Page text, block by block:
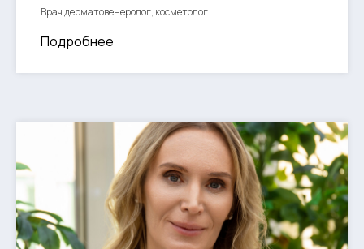
Врач дерматовенеролог, косметолог.
Подробнее